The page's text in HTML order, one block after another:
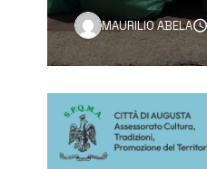
MAURILIO ABELA